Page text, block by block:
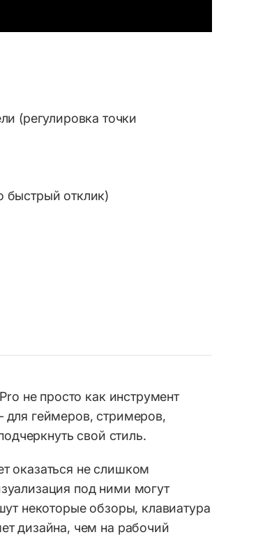
(регулировка точки
быстрый отклик)
не просто как инструмент
геймеров, стримеров,
свой стиль.
оказаться не слишком
под ними могут
некоторые обзоры, клавиатура
дизайна, чем на рабочий